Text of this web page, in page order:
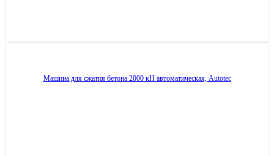
Машина для сжатия бетона 2000 кН автоматическая, Autotec